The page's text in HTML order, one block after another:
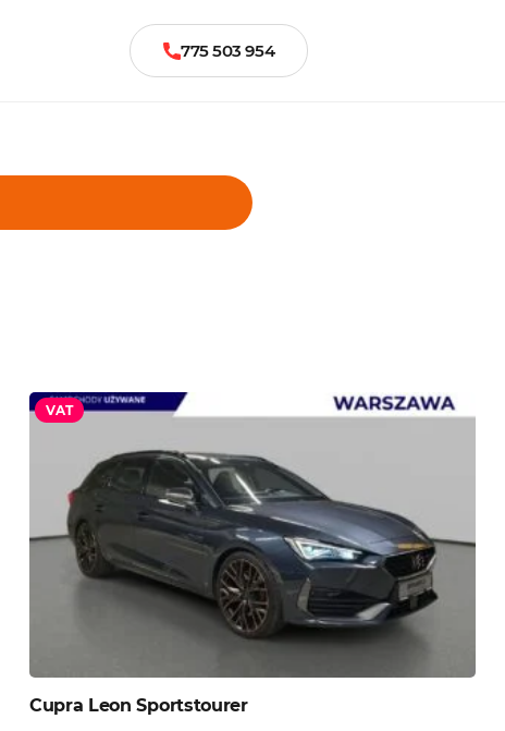
775 503 954
VAT
Cupra Leon Sportstourer